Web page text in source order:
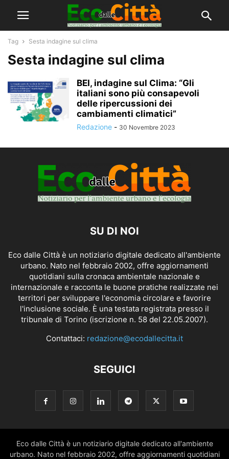
Tag Sesta indagine sul clima
Sesta indagine sul clima
BEI, indagine sul Clima: “Gli
italiani sono più consapevoli
delle ripercussioni dei
cambiamenti climatici”
Redazione - 30 Novembre 2023
SU DI NOI
Eco dalle Città è un notiziario digitale dedicato all'ambiente
urbano. Nato nel febbraio 2002, offre aggiornamenti
quotidiani sulla cronaca ambientale nazionale e
internazionale e racconta le buone pratiche realizzate nei
territori per sviluppare l'economia circolare e favorire
l'inclusione sociale. È una testata registrata presso il
tribunale di Torino (iscrizione n. 58 del 22.05.2007).
Contattaci: redazione@ecodallecitta.it
SEGUICI
Eco dalle Città è un notiziario digitale dedicato all'ambiente
urbano. Nato nel febbraio 2002, offre aggiornamenti quotidiani